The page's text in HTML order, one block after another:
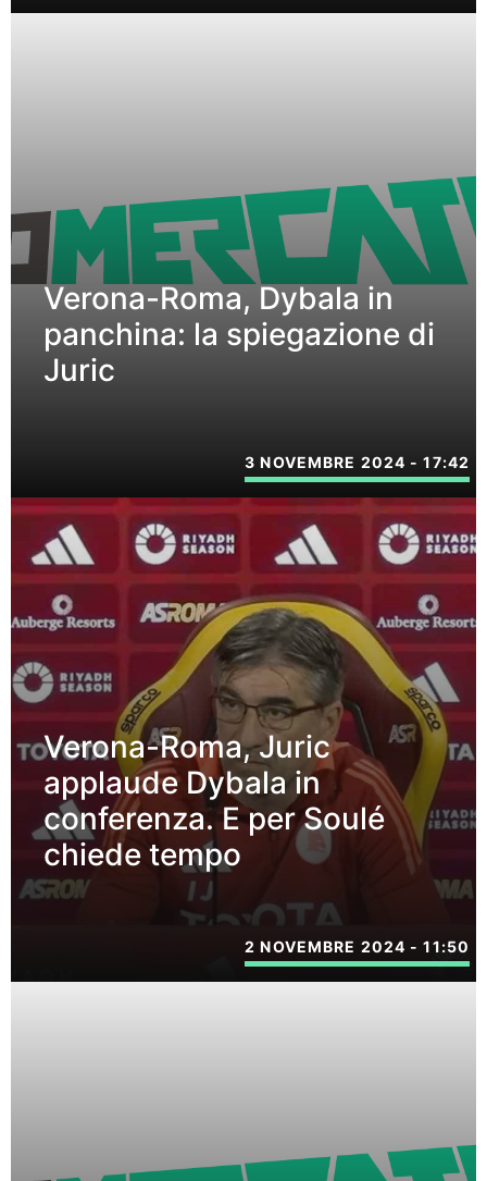
Verona-Roma, Dybala in
panchina: la spiegazione di
Juric
3 NOVEMBRE 2024 - 17:42
Verona-Roma, Juric
applaude Dybala in
conferenza. E per Soulé
chiede tempo
2 NOVEMBRE 2024 - 11:50